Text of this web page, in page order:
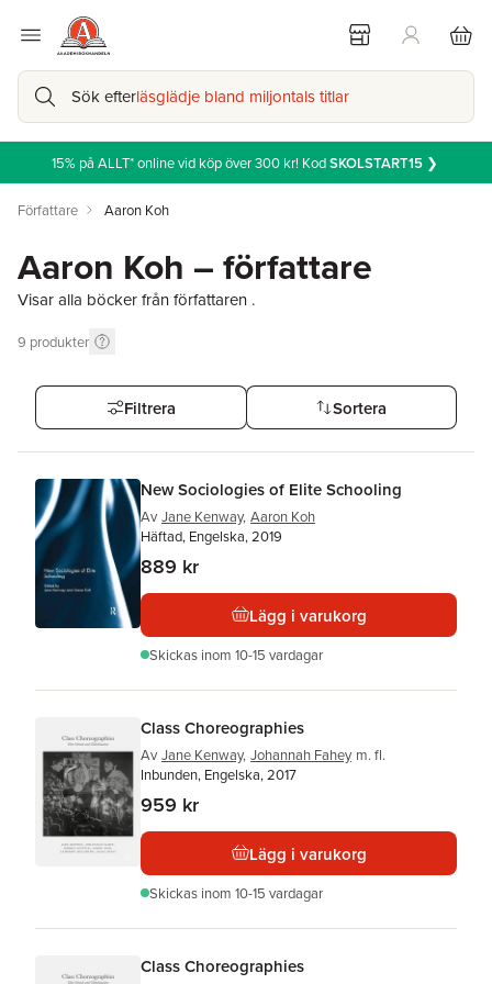
Sök efterläsglädje bland miljontals titlar
15% på ALLT* online vid köp över 300 kr! KodSKOLSTART15❯
Författare Aaron Koh
Aaron Koh – författare
Visar alla böcker från författaren .
9 produkter
Filtrera Sortera
New Sociologies of Elite Schooling
Av Jane Kenway, Aaron Koh
Häftad, Engelska, 2019
889 kr
Lägg i varukorg
Skickas inom 10-15 vardagar
Class Choreographies
Av Jane Kenway, Johannah Fahey m. fl.
Inbunden, Engelska, 2017
959 kr
Lägg i varukorg
Skickas inom 10-15 vardagar
Class Choreographies